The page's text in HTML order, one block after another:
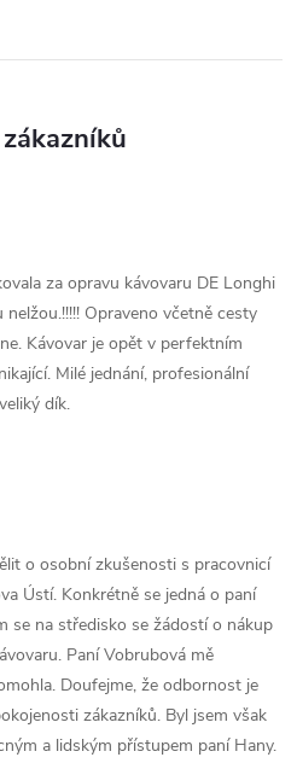
za opravu kávovaru DE Longhi
Opraveno včetně cesty
Kávovar je opět v perfektním
Milé jednání, profesionální
dík.
o osobní zkušenosti s pracovnicí
Ústí. Konkrétně se jedná o paní
se na středisko se žádostí o nákup
Paní Vobrubová mě
Doufejme, že odbornost je
zákazníků. Byl jsem však
a lidským přístupem paní Hany.